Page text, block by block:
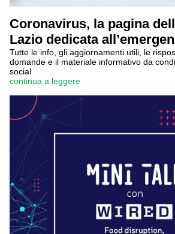
Coronavirus, la pagina
Lazio dedicata
Tutte le info, gli aggiornamenti utili, le
domande e il materiale informativo da
social
continua a leggere